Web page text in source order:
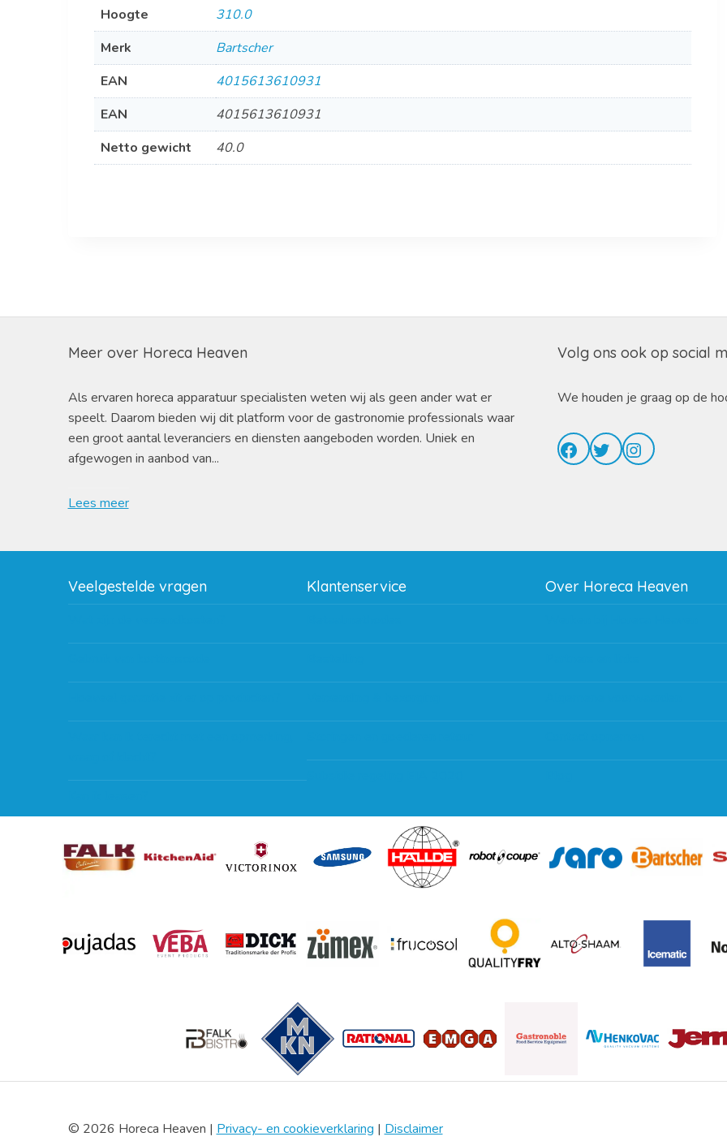
Hoogte
310.0
Merk
Bartscher
EAN
4015613610931
EAN
4015613610931
Netto gewicht
40.0
Meer over Horeca Heaven
Als ervaren horeca apparatuur specialisten weten wij als geen ander wat er
speelt. Daarom bieden wij dit platform voor de gastronomie professionals waar
een groot aantal leveranciers en diensten aangeboden worden. Uniek en
afgewogen in aanbod van...
Lees meer
Volg ons ook op social
We houden je graag op de
Facebook
TwitterInstagram
Veelgestelde vragen Klantenservice
Subsidie regeling EIA 2020
Over Horeca Heaven
© 2026 Horeca Heaven | Privacy- en cookieverklaring | Disclaimer